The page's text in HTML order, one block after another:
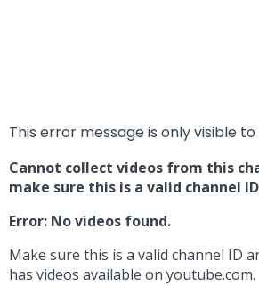
This error message is only visible
Cannot collect videos from this
make sure this is a valid channel
Error: No videos found.
Make sure this is a valid channel ID
has videos available on youtube.com.